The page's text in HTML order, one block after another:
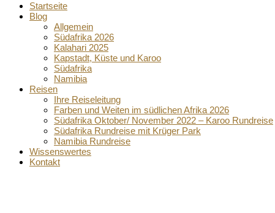
Startseite
Blog
Allgemein
Südafrika 2026
Kalahari 2025
Kapstadt, Küste und Karoo
Südafrika
Namibia
Reisen
Ihre Reiseleitung
Farben und Weiten im südlichen Afrika 2026
Südafrika Oktober/ November 2022 – Karoo Rundreise
Südafrika Rundreise mit Krüger Park
Namibia Rundreise
Wissenswertes
Kontakt